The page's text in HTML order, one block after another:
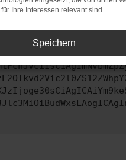
versucht hast,
Ihre Interessen relevant sind.
Speichern